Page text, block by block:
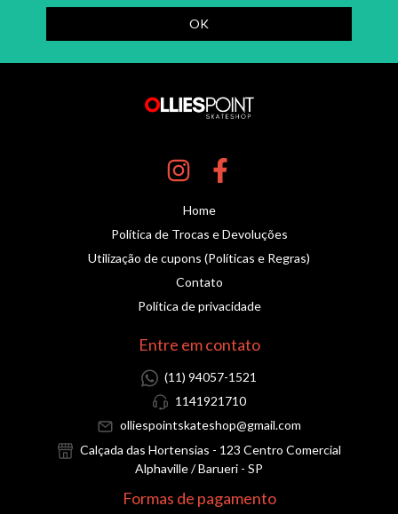
Home
Política de Trocas e Devoluções
Utilização de cupons (Políticas e Regras)
Contato
Política de privacidade
Entre em contato
(11) 94057-1521
1141921710
olliespointskateshop@gmail.com
Calçada das Hortensias - 123 Centro Comercial
Alphaville / Barueri - SP
Formas de pagamento